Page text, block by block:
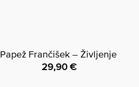
Papež Frančišek – Življenje
29,90€